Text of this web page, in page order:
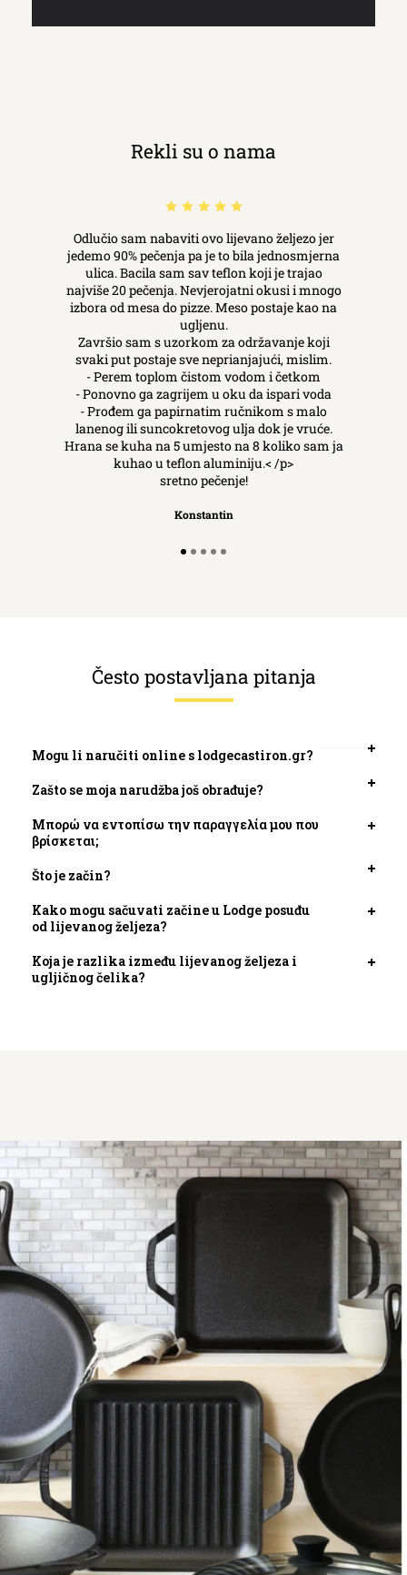
Rekli su o nama
Odlučio sam nabaviti ovo lijevano željezo jer
jedemo 90% pečenja pa je to bila jednosmjerna
ulica. Bacila sam sav teflon koji je trajao
najviše 20 pečenja. Nevjerojatni okusi i mnogo
izbora od mesa do pizze. Meso postaje kao na
ugljenu.
Završio sam s uzorkom za održavanje koji
svaki put postaje sve neprianjajući, mislim.
- Perem toplom čistom vodom i četkom
- Ponovno ga zagrijem u oku da ispari voda
- Prođem ga papirnatim ručnikom s malo
lanenog ili suncokretovog ulja dok je vruće.
Hrana se kuha na 5 umjesto na 8 koliko sam ja
kuhao u teflon aluminiju.< /p>
sretno pečenje!
Konstantin
Često postavljana pitanja
Mogu li naručiti online s lodgecastiron.gr?
karticu
Zašto se moja narudžba još obrađuje?
karticu
Μπορώ να εντοπίσω την παραγγελία μου που
βρίσκεται;
karticu
Što je začin?
karticu
Kako mogu sačuvati začine u Lodge posuđu
od lijevanog željeza?
Koja je razlika između lijevanog željeza i
ugljičnog čelika?